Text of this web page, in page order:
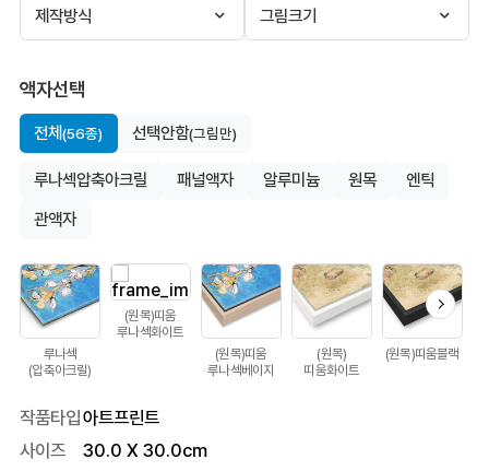
제작방식 그림크기
액자선택
전체(56종) 선택안함(그림만)
루나섹압축아크릴 패널액자 알루미늄 원목
엔틱
관액자
루나섹
(압축아크릴)
(원목)띠움
루나섹화이트
(원목)띠움
루나섹베이지
(원목)
띠움화이트
(원목)띠움블랙
작품타입아트프린트
사이즈
30.0 X 30.0cm